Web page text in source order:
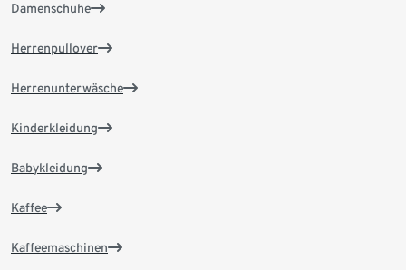
Damenschuhe
Herrenpullover
Herrenunterwäsche
Kinderkleidung
Babykleidung
Kaffee
Kaffeemaschinen